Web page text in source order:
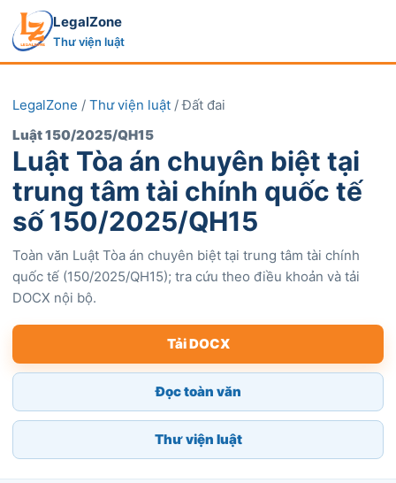
LegalZone
Thư viện luật
LegalZone / Thư viện luật / Đất đai
Luật 150/2025/QH15
Luật Tòa án chuyên biệt tại
trung tâm tài chính quốc tế
số 150/2025/QH15
Toàn văn Luật Tòa án chuyên biệt tại trung tâm tài chính
quốc tế (150/2025/QH15); tra cứu theo điều khoản và tải
DOCX nội bộ.
Tải DOCX
Đọc toàn văn
Thư viện luật